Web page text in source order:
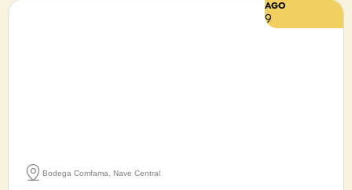
AGO
9
Bodega Comfama, Nave Central